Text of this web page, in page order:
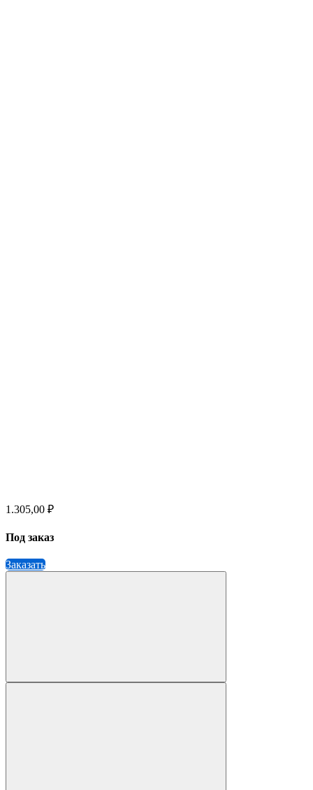
1.305,00 ₽
Под заказ
Заказать